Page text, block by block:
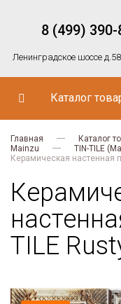
8 (499)
Ленинградское шоссе
Каталог
Главная Каталог
Mainzu
TIN-TILE
Керамическая настенная
TILE